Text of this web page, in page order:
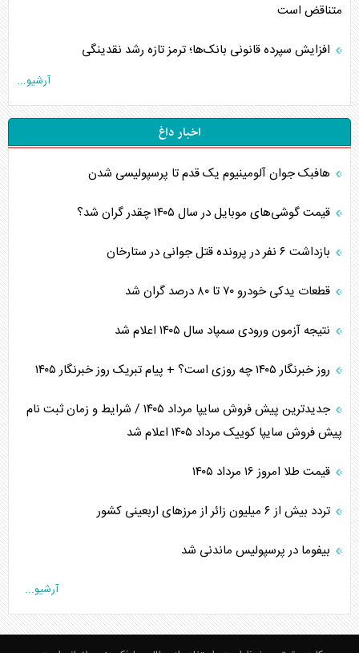
متناقض است
افزایش سپرده قانونی بانک‌ها؛ ترمز تازه رشد نقدینگی
آرشیو...
اخبار داغ
هافبک جوان آلومینیوم یک قدم تا پرسپولیسی شدن
قیمت گوشی‌های موبایل در سال ۱۴۰۵ چقدر گران شد؟
بازداشت ۶ نفر در پرونده قتل جوانی در ستارخان
قطعات یدکی خودرو ۷۰ تا ۸۰ درصد گران شد
نتیجه آزمون ورودی سمپاد سال ۱۴۰۵ اعلام شد
روز خبرنگار ۱۴۰۵ چه روزی است؟ + پیام تبریک روز خبرنگار ۱۴۰۵
جدیدترین پیش فروش سایپا مرداد ۱۴۰۵ / شرایط و زمان ثبت نام
پیش فروش سایپا کوییک مرداد ۱۴۰۵ اعلام شد
قیمت طلا امروز ۱۶ مرداد ۱۴۰۵
تردد بیش از ۶ میلیون زائر از مرزهای اربعینی کشور
بیفوما در پرسپولیس ماندنی شد
آرشیو...